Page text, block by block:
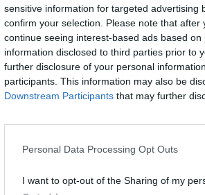
sensitive information for targeted advertising
confirm your selection. Please note that
continue seeing interest-based ads based
information disclosed to third parties prior to
further disclosure of your personal
participants. This information may also be
Downstream Participants that may further
Personal Data Processing Opt Outs
I want to opt-out of the Sharing of my
ECONOMÍA
El desastre de los laudos de
acreedores estiman que la
generado un sobrecoste
millones para el Tesoro
Cristina Martín 08/08/26 06:00
ECONOMÍA